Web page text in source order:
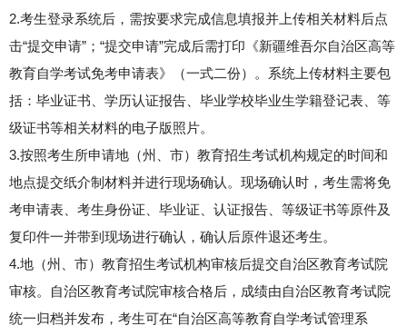
2.考生登录系统后，需按要求完成信息填报并上传相关材料后点
击“提交申请”；“提交申请”完成后需打印《新疆维吾尔自治区高等
教育自学考试免考申请表》（一式二份）。系统上传材料主要包
括：毕业证书、学历认证报告、毕业学校毕业生学籍登记表、等
级证书等相关材料的电子版照片。
3.按照考生所申请地（州、市）教育招生考试机构规定的时间和
地点提交纸介制材料并进行现场确认。现场确认时，考生需将免
考申请表、考生身份证、毕业证、认证报告、等级证书等原件及
复印件一并带到现场进行确认，确认后原件退还考生。
4.地（州、市）教育招生考试机构审核后提交自治区教育考试院
审核。自治区教育考试院审核合格后，成绩由自治区教育考试院
统一归档并发布，考生可在“自治区高等教育自学考试管理系